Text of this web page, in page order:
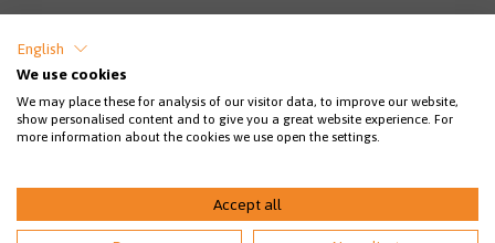
Tietosuojakäytännöt Rahankeräyslupa
Saavutettavuus
English
We use cookies
We may place these for analysis of our visitor data, to improve our website,
show personalised content and to give you a great website experience. For
more information about the cookies we use open the settings.
Accept all